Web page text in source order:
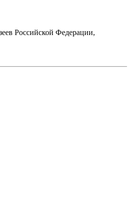
Российской Федерации,